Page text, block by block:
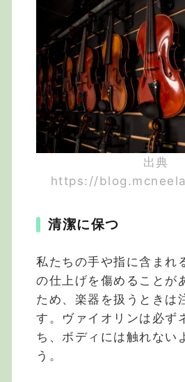
出典
https://
清潔に保つ
私たちの手や指に含まれ
の仕上げを傷めることが
ため、楽器を扱うときは
す。ヴァイオリンは必ず
ち、ボディには触れない
う。